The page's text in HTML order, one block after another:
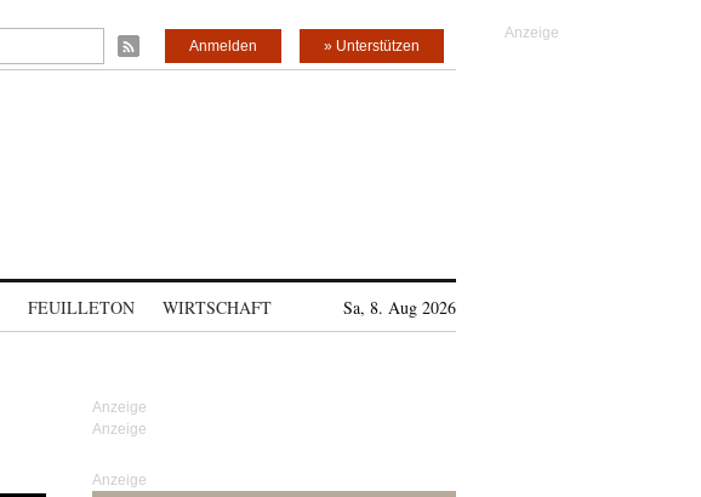
» Unterstützen
Anmelden
FEUILLETON WIRTSCHAFT Sa, 8. Aug 2026
Anzeige